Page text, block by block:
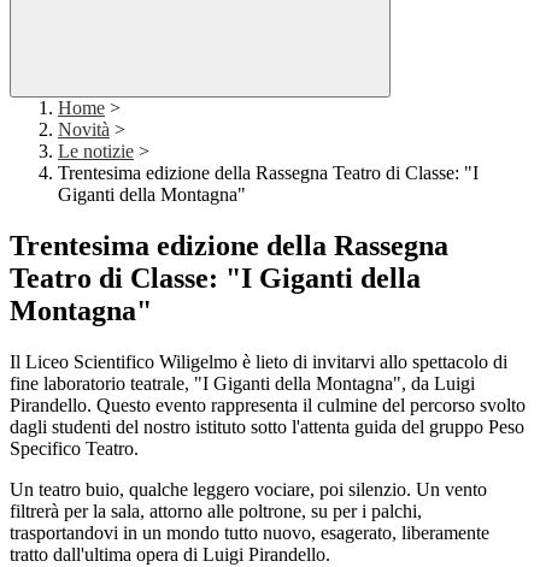
Home >
Novità >
Le notizie >
Trentesima edizione della Rassegna Teatro di Classe: "I
Giganti della Montagna"
Trentesima edizione della Rassegna
Teatro di Classe: "I Giganti della
Montagna"
Il Liceo Scientifico Wiligelmo è lieto di invitarvi allo spettacolo di
fine laboratorio teatrale, "I Giganti della Montagna", da Luigi
Pirandello. Questo evento rappresenta il culmine del percorso svolto
dagli studenti del nostro istituto sotto l'attenta guida del gruppo Peso
Specifico Teatro.
Un teatro buio, qualche leggero vociare, poi silenzio. Un vento
filtrerà per la sala, attorno alle poltrone, su per i palchi,
trasportandovi in un mondo tutto nuovo, esagerato, liberamente
tratto dall'ultima opera di Luigi Pirandello.